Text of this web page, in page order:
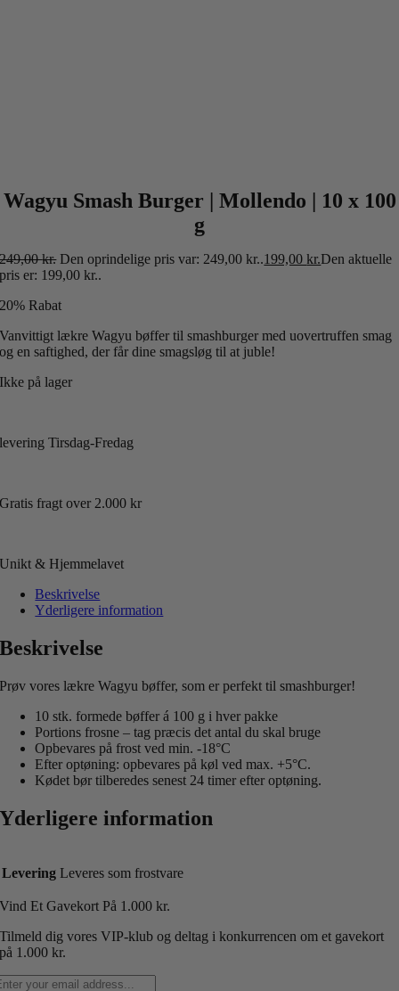
Wagyu Smash Burger | Mollendo | 10 x 100
g
249,00kr. Den oprindelige pris var: 249,00 kr..199,00kr.Den aktuelle
pris er: 199,00 kr..
20% Rabat
Vanvittigt lækre Wagyu bøffer til smashburger med uovertruffen smag
og en saftighed, der får dine smagsløg til at juble!
Ikke på lager
levering Tirsdag-Fredag
Gratis fragt over 2.000 kr
Unikt & Hjemmelavet
Beskrivelse
Yderligere information
Beskrivelse
Prøv vores lækre Wagyu bøffer, som er perfekt til smashburger!
10 stk. formede bøffer á 100 g i hver pakke
Portions frosne – tag præcis det antal du skal bruge
Opbevares på frost ved min. -18°C
Efter optøning: opbevares på køl ved max. +5°C.
Kødet bør tilberedes senest 24 timer efter optøning.
Yderligere information
Levering Leveres som frostvare
Vind Et Gavekort På 1.000 kr.
Tilmeld dig vores VIP-klub og deltag i konkurrencen om et gavekort
på 1.000 kr.